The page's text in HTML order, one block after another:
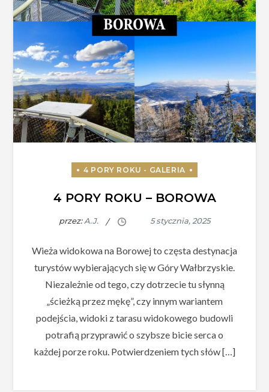
4 PORY ROKU – BOROWA
przez:A.J.
Wieża widokowa na Borowej to częsta destynacja
turystów wybierających się w Góry Wałbrzyskie.
Niezależnie od tego, czy dotrzecie tu słynną
„ścieżką przez mękę”, czy innym wariantem
podejścia, widoki z tarasu widokowego budowli
potrafią przyprawić o szybsze bicie serca o
każdej porze roku. Potwierdzeniem tych słów […]